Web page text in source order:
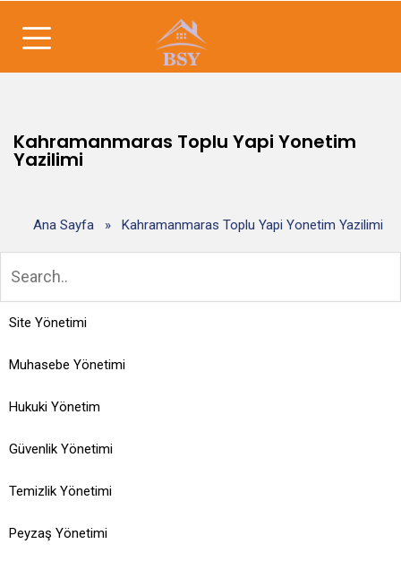
Kahramanmaras Toplu Yapi Yonetim
Yazilimi
Ana Sayfa » Kahramanmaras Toplu Yapi Yonetim Yazilimi
Site Yönetimi
Muhasebe Yönetimi
Hukuki Yönetim
Güvenlik Yönetimi
Temizlik Yönetimi
Peyzaş Yönetimi